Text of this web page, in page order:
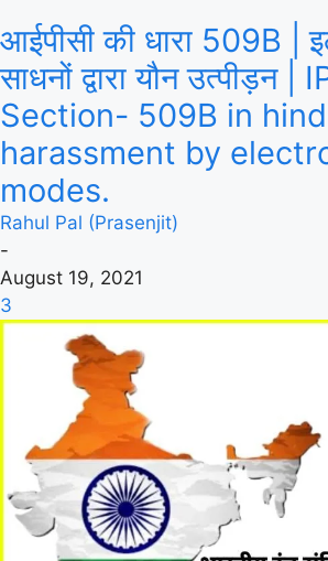
आईपीसी की धारा 509B |
साधनों द्वारा यौन उत्पीड़न |
Section- 509B in
harassment by
modes.
Rahul Pal (Prasenjit)
-
August 19, 2021
3